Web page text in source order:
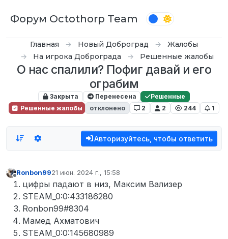
Форум Octothorp Team
Главная Новый Доброград
Жалобы
На игрока Доброграда
Решенные жалобы
О нас спалили? Пофиг давай и его
ограбим
Закрыта Перенесена
Решенные
Решенные жалобы
отклонено 2 2 244 1
Авторизуйтесь, чтобы ответить
Не в сети
Ronbon9921 июн. 2024 г., 15:58
отредактировано
цифры падают в низ, Максим Вализер
STEAM_0:0:433186280
Ronbon99#8304
Мамед Ахматович
STEAM_0:0:145680989